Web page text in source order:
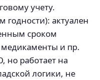
учету.
годности): актуален
сроком
и пр.
но работает на
логики, не